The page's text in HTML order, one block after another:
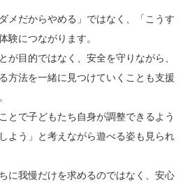
メだからやめる」ではなく、「こうす
験につながります。
が目的ではなく、安全を守りながら、
方法を一緒に見つけていくことも支援
とで子どもたち自身が調整できるよう
よう」と考えながら遊べる姿も見られ
に我慢だけを求めるのではなく、安心